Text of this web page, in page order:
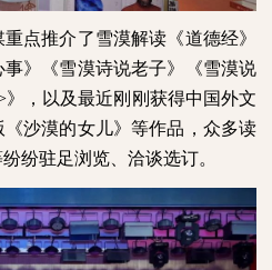
点推介了雪漠解读《道德经》
》《雪漠诗说老子》《雪漠说
》，以及最近刚刚获得中国外文
沙漠的女儿》等作品，众多读
纷驻足浏览、洽谈选订。